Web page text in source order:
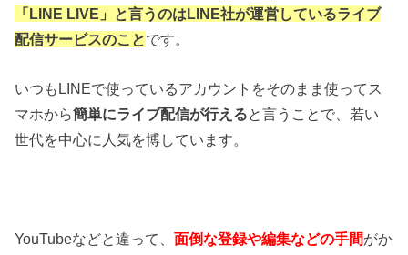
「LINE LIVE」と言うのはLINE社が運営しているライブ
配信サービスのことです。
いつもLINEで使っているアカウントをそのまま使ってス
マホから簡単にライブ配信が行えると言うことで、若い
世代を中心に人気を博しています。
YouTubeなどと違って、面倒な登録や編集などの手間がか